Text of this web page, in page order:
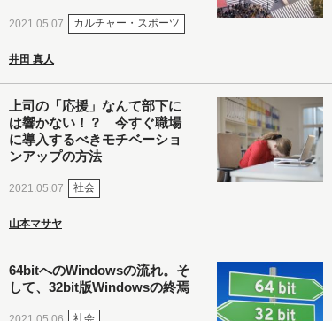
2021.05.07 カルチャー・スポーツ
井田 真人
上司の「応援」なんて部下に
は響かない！？ 今すぐ職場
に導入するべきモチベーショ
ンアップの方法
2021.05.07 社会
山本マサヤ
64bitへのWindowsの流れ。そ
して、32bit版Windowsの終焉